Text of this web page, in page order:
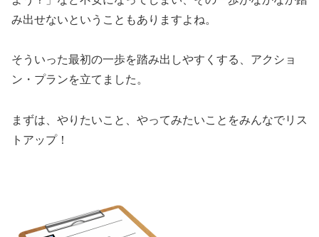
み出せないということもありますよね。
そういった最初の一歩を踏み出しやすくする、アクショ
ン・プランを立てました。
まずは、やりたいこと、やってみたいことをみんなでリス
トアップ！